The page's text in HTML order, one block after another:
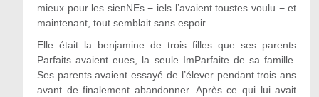
mieux pour les sienNEs − iels l’avaient toustes voulu − et
maintenant, tout semblait sans espoir.
Elle était la benjamine de trois filles que ses parents
Parfaits avaient eues, la seule ImParfaite de sa famille.
Ses parents avaient essayé de l’élever pendant trois ans
avant de finalement abandonner. Après ce qui lui avait